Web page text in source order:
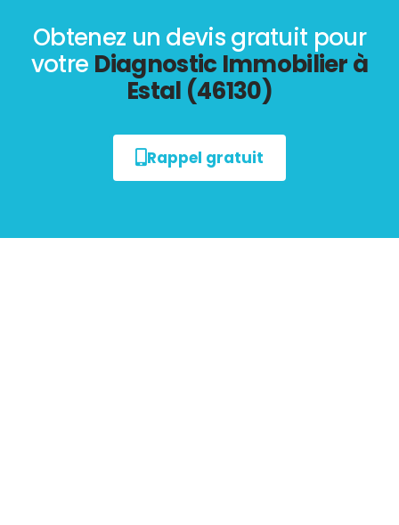
Obtenez un devis gratuit pour
votre Diagnostic Immobilier à
Estal (46130)
Rappel gratuit